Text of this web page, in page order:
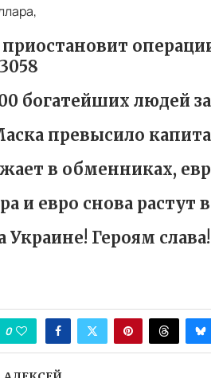
богатейших людей
превысило
в обменниках,
и евро снова растут
Украине! Героям
0